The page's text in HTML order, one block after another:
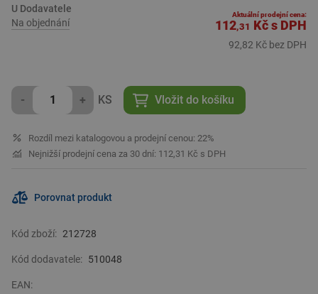
Richter + Frenzel
je špičkovým dodavatelem pro vše, co potřebujete
a toalet. Nabízíme široký sortiment
bohatým výběrem produktů můžete snadno dosáhnout
dokonalého designu, který bude splňovat vaše estetické i funkční
požadavky.
U Dodavatele
Na objednání
Aktuální prodejní cena:
112,31 Kčs DPH
92,82 Kč bez DPH
- + KS Vložit do košíku
Rozdíl mezi katalogovou a prodejní cenou: 22%
Nejnižší prodejní cena za 30 dní: 112,31 Kč s DPH
Porovnat produkt
Kód zboží: 212728
Kód dodavatele: 510048
EAN: